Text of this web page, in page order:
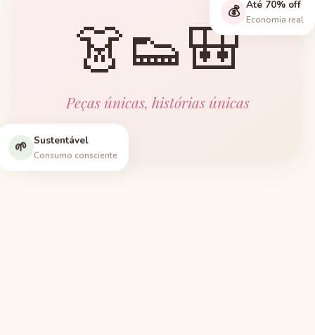
👗👟🎒
Peças únicas, histórias únicas
🌱 Sustentável
Consumo consciente
💰 Até 70% off
Economia real